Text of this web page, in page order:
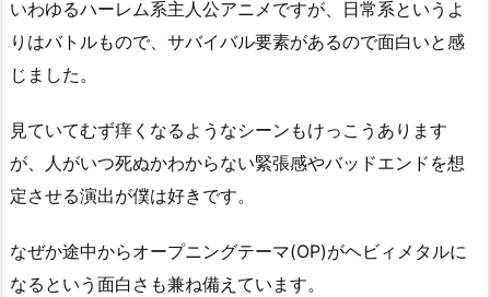
いわゆるハーレム系主人公アニメですが、日常系というよ
りはバトルもので、サバイバル要素があるので面白いと感
じました。
見ていてむず痒くなるようなシーンもけっこうあります
が、人がいつ死ぬかわからない緊張感やバッドエンドを想
定させる演出が僕は好きです。
なぜか途中からオープニングテーマ(OP)がヘビィメタルに
なるという面白さも兼ね備えています。